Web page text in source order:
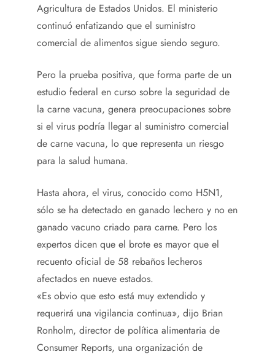
Agricultura de Estados Unidos. El ministerio
continuó enfatizando que el suministro
comercial de alimentos sigue siendo seguro.
Pero la prueba positiva, que forma parte de un
estudio federal en curso sobre la seguridad de
la carne vacuna, genera preocupaciones sobre
si el virus podría llegar al suministro comercial
de carne vacuna, lo que representa un riesgo
para la salud humana.
Hasta ahora, el virus, conocido como H5N1,
sólo se ha detectado en ganado lechero y no en
ganado vacuno criado para carne. Pero los
expertos dicen que el brote es mayor que el
recuento oficial de 58 rebaños lecheros
afectados en nueve estados.
«Es obvio que esto está muy extendido y
requerirá una vigilancia continua», dijo Brian
Ronholm, director de política alimentaria de
Consumer Reports, una organización de